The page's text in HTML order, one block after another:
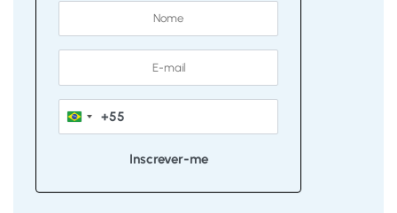
Brazil+55